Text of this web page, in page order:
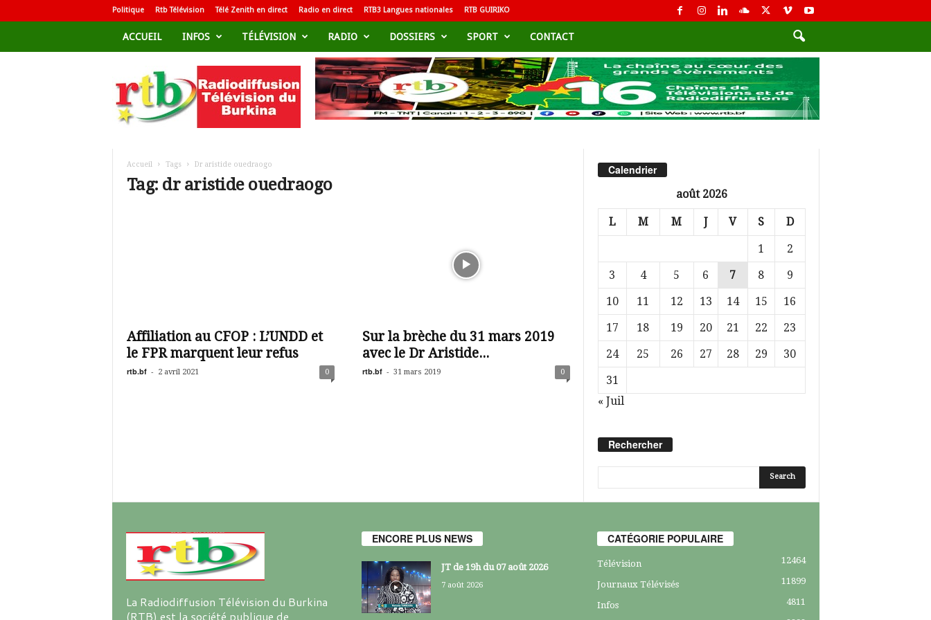
Politique Rtb Télévision Télé Zenith en direct Radio en direct RTB3 Langues nationales RTB GUIRIKO
ACCUEIL INFOS TÉLÉVISION RADIO DOSSIERS SPORT CONTACT
d
i
i
Accueil Tags Dr aristide ouedraogo
Tag: dr aristide ouedraogo
Affiliation au CFOP : L’UNDD et
le FPR marquent leur refus
rtb.bf - 2 avril 2021 0
Sur la brèche du 31 mars 2019
avec le Dr Aristide...
rtb.bf - 31 mars 2019 0
Calendrier
août 2026
L M M J V S D
1
2
3
4 5 6 7 8
9
10
11 12 13 14 15
16
17
18 19 20 21 22
23
24
25 26 27 28 29
30
31
« Juil
Rechercher
La Radiodiffusion Télévision du Burkina
(RTB) est la société publique de
ENCORE PLUS NEWS
JT de 19h du 07 août 2026
7 août 2026
CATÉGORIE POPULAIRE
Télévision 12464
Journaux Télévisés 11899
Infos
4811